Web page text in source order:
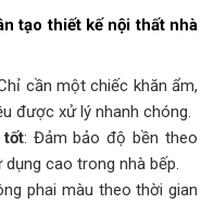
tạo thiết kế nội thất nhà
cần một chiếc khăn ẩm,
được xử lý nhanh chóng.
tốt: Đảm bảo độ bền theo
cao trong nhà bếp.
phai màu theo thời gian